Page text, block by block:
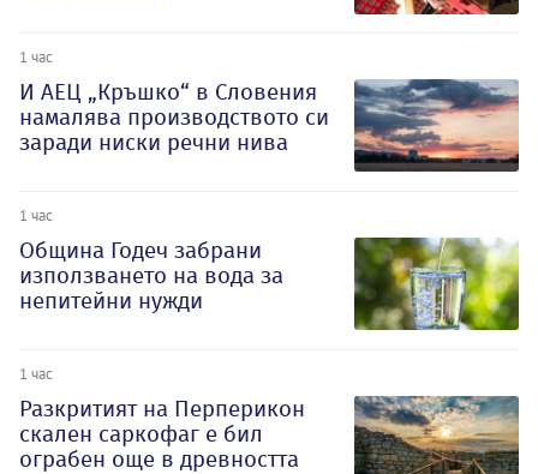
1 час
И АЕЦ „Кръшко“ в Словения
намалява производството си
заради ниски речни нива
1 час
Община Годеч забрани
използването на вода за
непитейни нужди
1 час
Разкритият на Перперикон
скален саркофаг е бил
ограбен още в древността